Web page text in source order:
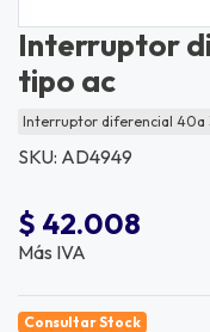
Interruptor
tipo ac
Interruptor diferencial 40a
SKU: AD4949
$ 42.008
Más IVA
Consultar Stock